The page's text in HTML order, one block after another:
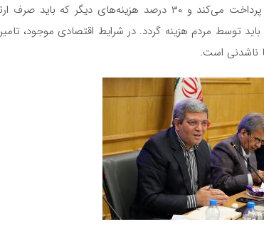
دولت صرفا مدرسه می‌سازد و حقوق معلمان را پرداخت می‌کند و ۳۰ درصد هزینه‌های
مصداق عینی ندارد و این ۳۰ درصد باید توسط مردم هزینه گردد. در شرایط اقتصادی
ناشدنی است.